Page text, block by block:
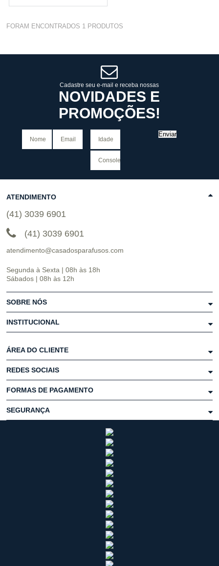
Varejo: R$ 4.050,70
10 x de R$ 255,09
FORAM ENCONTRADOS 1 PRODUTOS
Cadastre seu e-mail e receba nossas
NOVIDADES E
PROMOÇÕES!
Enviar
ATENDIMENTO
(41) 3039 6901
(41) 3039 6901
atendimento@casadosparafusos.com
Segunda à Sexta | 08h às 18h
Sábados | 08h às 12h
SOBRE NÓS
INSTITUCIONAL
ÁREA DO CLIENTE
REDES SOCIAIS
FORMAS DE PAGAMENTO
SEGURANÇA